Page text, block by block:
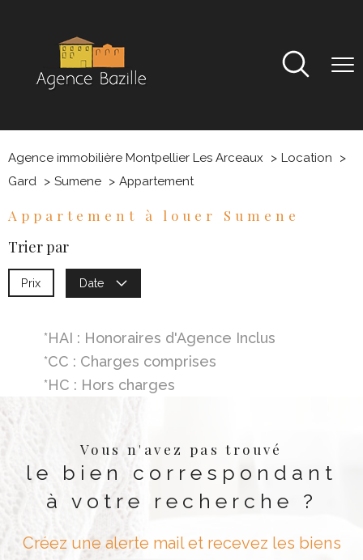
Agence immobilière Montpellier Les Arceaux
Location
Gard
Sumene Appartement
Appartement à louer Sumene
Trier par
Prix Date
*HAI : Honoraires d'Agence Inclus
*CC : Charges comprises
*HC : Hors charges
Vous n'avez pas trouvé
le bien correspondant
à votre recherche ?
Créez une alerte mail et recevez les biens